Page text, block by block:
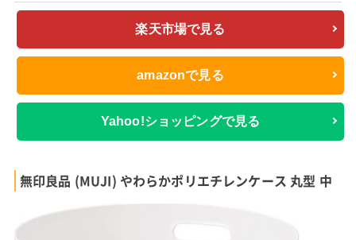
楽天市場で見る
amazonで見る
Yahoo!ショッピングで見る
無印良品 (MUJI) やわらかポリエチレンケース 丸型 中